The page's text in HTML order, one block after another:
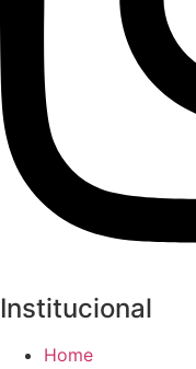
Institucional
Home